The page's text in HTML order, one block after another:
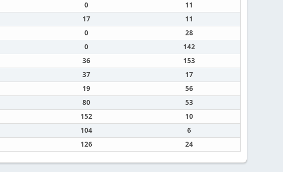
0
11
17
11
0
28
0
142
36
153
37
17
19
56
80
53
152
10
104
6
126 24